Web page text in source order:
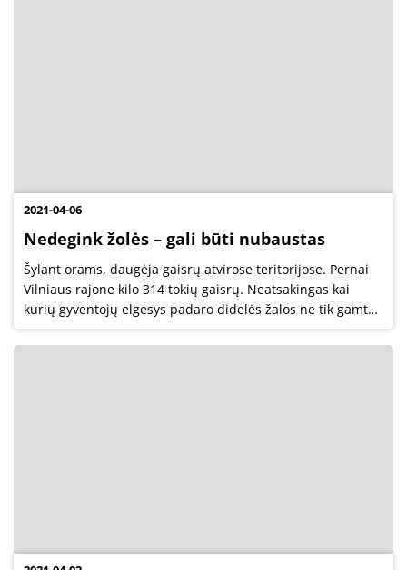
2021-04-06
Nedegink žolės – gali būti nubaustas
Šylant orams, daugėja gaisrų atvirose teritorijose. Pernai
Vilniaus rajone kilo 314 tokių gaisrų. Neatsakingas kai
kurių gyventojų elgesys padaro didelės žalos ne tik gamtai,
bet ir jiems patiems, nes neretai deginat žolę liepsnos
išplinta į...